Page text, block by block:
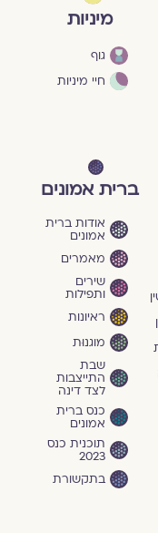
מיניות
גוף
חיי מיניות
ברית אמונים
אודות ברית
אמונים
מאמרים
שירים
ותפילות
ראיונות
מוגנוּת
שבת
התייצבות
לצד דינה
כנס ברית
אמונים
תוכנית כנס
2023
בתקשורת